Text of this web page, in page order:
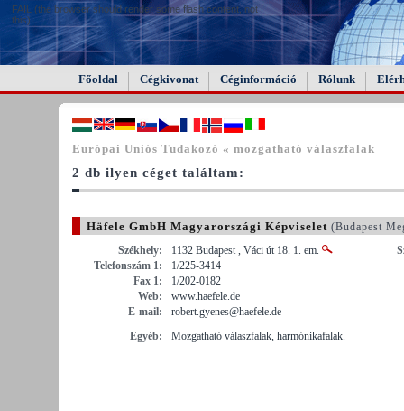
FAIL (the browser should render some flash content, not
this).
Főoldal Cégkivonat Céginformáció Rólunk
Európai Uniós Tudakozó « mozgatható válaszfalak
2 db ilyen céget találtam:
Häfele GmbH Magyarországi Képviselet (Budapest
Székhely:
1132 Budapest , Váci út 18. 1. em.
Telefonszám 1:
1/225-3414
Fax 1:
1/202-0182
Web:
www.haefele.de
E-mail:
robert.gyenes@haefele.de
Egyéb:
Mozgatható válaszfalak, harmónikafalak.